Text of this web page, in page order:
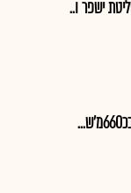
ישפר ו..